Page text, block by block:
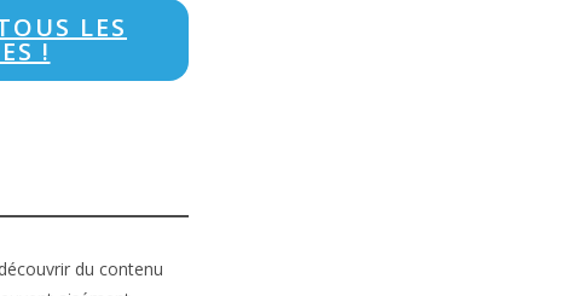
LES
!
du contenu